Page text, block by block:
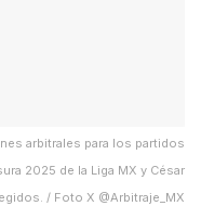
arbitrales para los partidos
2025 de la Liga MX y César
/ Foto X @Arbitraje_MX